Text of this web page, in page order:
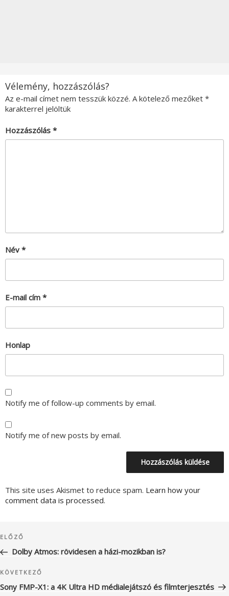
Vélemény, hozzászólás?
Az e-mail címet nem tesszük közzé. A kötelező mezőket *
karakterrel jelöltük
Hozzászólás *
Név *
E-mail cím *
Honlap
Notify me of follow-up comments by email.
Notify me of new posts by email.
This site uses Akismet to reduce spam. Learn how your
comment data is processed.
navigáció
Korábbi
bejegyzés
ELŐZŐ
Dolby Atmos: rövidesen a házi-mozikban is?
Következő
bejegyzés
KÖVETKEZŐ
Sony FMP-X1: a 4K Ultra HD médialejátszó és filmterjesztés